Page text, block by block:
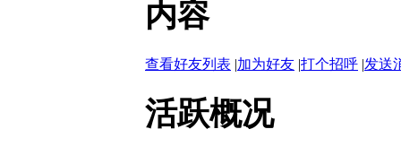
你陪
内容
查看好友列表 |加为好友 |打个招呼 |发送
活跃概况